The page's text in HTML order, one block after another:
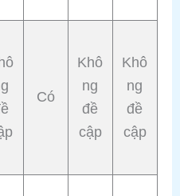
Có
Khô
ng
đề
cập
Khô
ng
đề
cập